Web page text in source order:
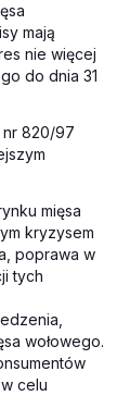
mają
nie więcej
do dnia 31
nr 820/97
mięsa
kryzysem
poprawa w
tych
wołowego.
celu